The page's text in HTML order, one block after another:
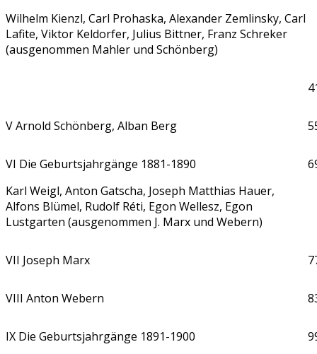
Wilhelm Kienzl, Carl Prohaska, Alexander Zemlinsky, Carl
Lafite, Viktor Keldorfer, Julius Bittner, Franz Schreker
(ausgenommen Mahler und Schönberg)
V Arnold Schönberg, Alban Berg
VI Die Geburtsjahrgänge 1881-1890
Karl Weigl, Anton Gatscha, Joseph Matthias Hauer,
Alfons Blümel, Rudolf Réti, Egon Wellesz, Egon
Lustgarten (ausgenommen J. Marx und Webern)
VII Joseph Marx
VIII Anton Webern
IX Die Geburtsjahrgänge 1891-1900